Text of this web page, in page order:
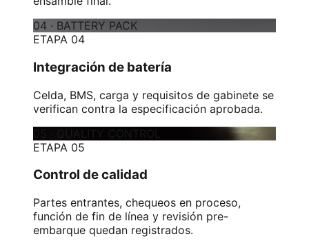
04 · BATTERY PACK
ETAPA 04
Integración de batería
Celda, BMS, carga y requisitos de gabinete se
verifican contra la especificación aprobada.
QUALITY CONTROL
ETAPA 05
Control de calidad
Partes entrantes, chequeos en proceso,
función de fin de línea y revisión pre-
embarque quedan registrados.